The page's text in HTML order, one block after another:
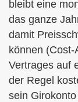
bleibt eine
das ganze
damit
können
Vertrages auf
der Regel
sein